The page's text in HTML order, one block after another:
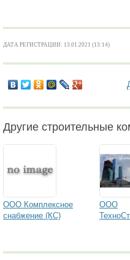
ДАТА РЕГИСТРАЦИИ: 13.01.2021 (13:14)
Другие строительные
ООО Комплексное
снабжение (КС)
ООО